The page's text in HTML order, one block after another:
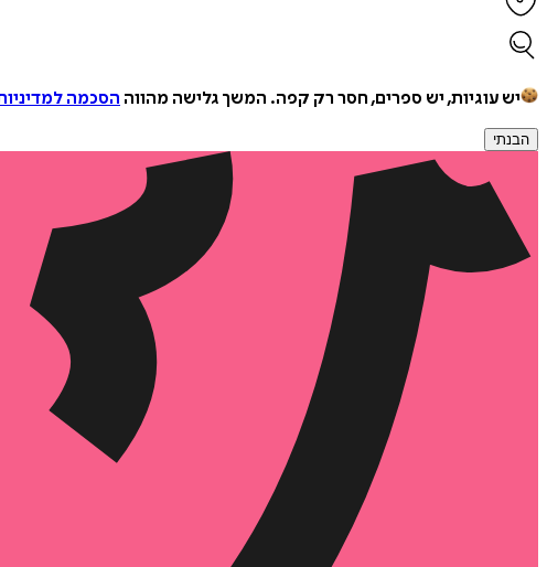
יש עוגיות, יש ספרים, חסר רק קפה. המשך גלישה מהווה הסכמה
הבנתי